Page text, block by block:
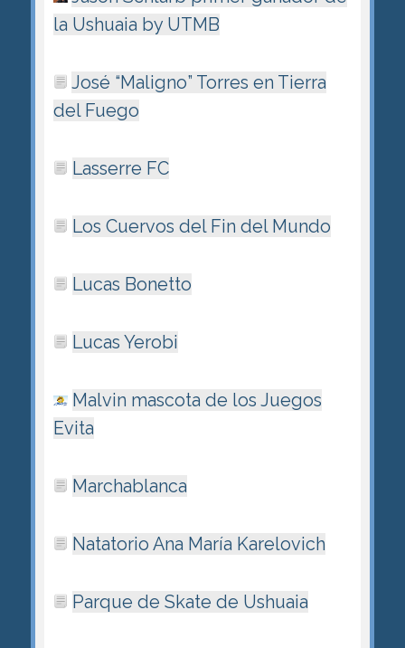
la Ushuaia by UTMB
José “Maligno” Torres en Tierra
del Fuego
Lasserre FC
Los Cuervos del Fin del Mundo
Lucas Bonetto
Lucas Yerobi
Malvin mascota de los Juegos
Evita
Marchablanca
Natatorio Ana María Karelovich
Parque de Skate de Ushuaia